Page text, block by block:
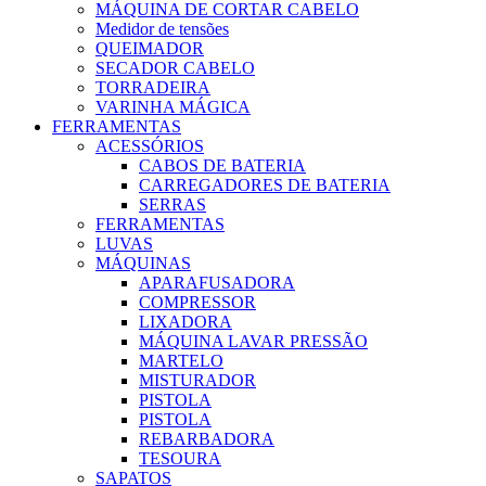
MÁQUINA DE CORTAR CABELO
Medidor de tensões
QUEIMADOR
SECADOR CABELO
TORRADEIRA
VARINHA MÁGICA
FERRAMENTAS
ACESSÓRIOS
CABOS DE BATERIA
CARREGADORES DE BATERIA
SERRAS
FERRAMENTAS
LUVAS
MÁQUINAS
APARAFUSADORA
COMPRESSOR
LIXADORA
MÁQUINA LAVAR PRESSÃO
MARTELO
MISTURADOR
PISTOLA
PISTOLA
REBARBADORA
TESOURA
SAPATOS